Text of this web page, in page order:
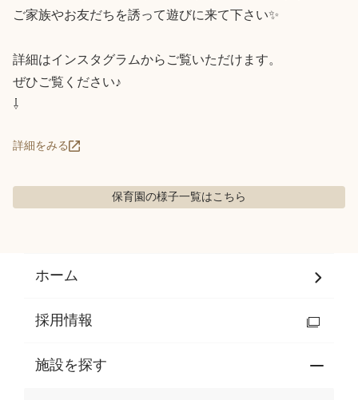
ご家族やお友だちを誘って遊びに来て下さい✨️
詳細はインスタグラムからご覧いただけます。
ぜひご覧ください♪
⇩
詳細をみる
保育園の様子一覧はこちら
ホーム
採用情報
施設を探す